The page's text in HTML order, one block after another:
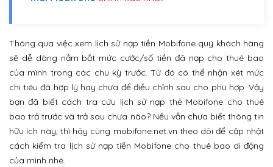
Thông qua việc xem lịch sử nạp tiền Mobifone quý khách hàng
sẽ dễ dàng nắm bắt mức cước/số tiền đã nạp cho thuê bao
của mình trong các chu kỳ trước. Từ đó có thể nhận xét mức
chi tiêu đã hợp lý hay chưa để điều chỉnh sau cho phù hợp. Vậy
bạn đã biết cách tra cứu lịch sử nạp thẻ Mobifone cho thuê
bao trả trước và trả sau chưa nào? Nếu vẫn chưa biết thông tin
hữu ích này, thì hãy cùng mobifone.net.vn theo dõi để cập nhật
cách kiểm tra lịch sử nạp tiền Mobifone cho thuê bao di động
của mình nhé.